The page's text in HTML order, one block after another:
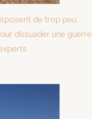
de trop peu
dissuader une